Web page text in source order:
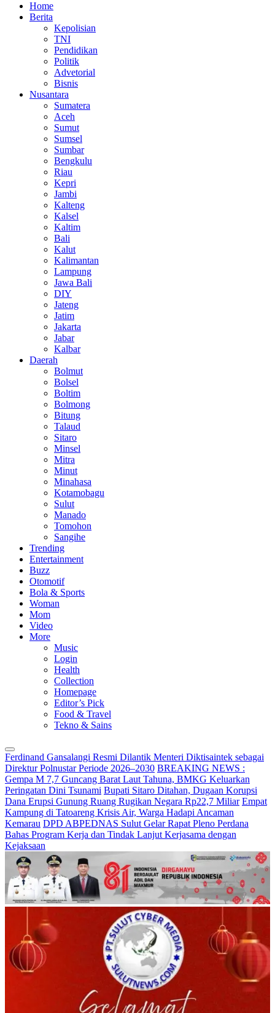
Home
Berita
Kepolisian
TNI
Pendidikan
Politik
Advetorial
Bisnis
Nusantara
Sumatera
Aceh
Sumut
Sumsel
Sumbar
Bengkulu
Riau
Kepri
Jambi
Kalteng
Kalsel
Kaltim
Bali
Kalut
Kalimantan
Lampung
Jawa Bali
DIY
Jateng
Jatim
Jakarta
Jabar
Kalbar
Daerah
Bolmut
Bolsel
Boltim
Bolmong
Bitung
Talaud
Sitaro
Minsel
Mitra
Minut
Minahasa
Kotamobagu
Sulut
Manado
Tomohon
Sangihe
Trending
Entertainment
Buzz
Otomotif
Bola & Sports
Woman
Mom
Video
More
Music
Login
Health
Collection
Homepage
Editor’s Pick
Food & Travel
Tekno & Sains
Ferdinand Gansalangi Resmi Dilantik Menteri Diktisaintek sebagai
Direktur Polnustar Periode 2026–2030 BREAKING NEWS :
Gempa M 7,7 Guncang Barat Laut Tahuna, BMKG Keluarkan
Peringatan Dini Tsunami Bupati Sitaro Ditahan, Dugaan Korupsi
Dana Erupsi Gunung Ruang Rugikan Negara Rp22,7 Miliar Empat
Kampung di Tatoareng Krisis Air, Warga Hadapi Ancaman
Kemarau DPD ABPEDNAS Sulut Gelar Rapat Pleno Perdana
Bahas Program Kerja dan Tindak Lanjut Kerjasama dengan
Kejaksaan